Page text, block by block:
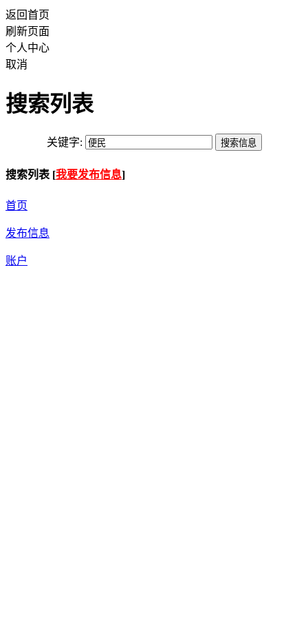
返回首页
刷新页面
个人中心
取消
搜索列表
关键字:
搜索列表 [我要发布信息]
首页
发布信息
账户